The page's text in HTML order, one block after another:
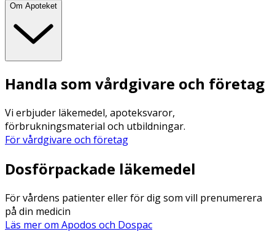
Om Apoteket
Handla som vårdgivare och företag
Vi erbjuder läkemedel, apoteksvaror,
förbrukningsmaterial och utbildningar.
För vårdgivare och företag
Dosförpackade läkemedel
För vårdens patienter eller för dig som vill prenumerera
på din medicin
Läs mer om Apodos och Dospac